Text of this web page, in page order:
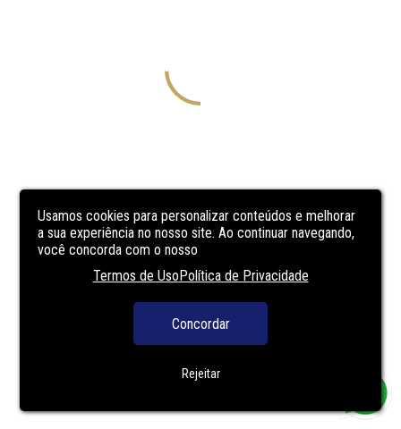
Usamos cookies para personalizar conteúdos e melhorar
a sua experiência no nosso site. Ao continuar navegando,
você concorda com o nosso
Termos de UsoPolítica de Privacidade
Concordar
Rejeitar